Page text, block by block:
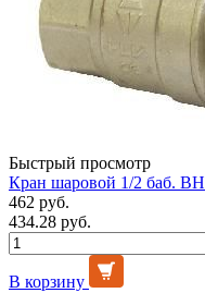
Быстрый просмотр
Кран шаровой 1/2 баб. ВН
462 руб.
434.28 руб.
В корзину